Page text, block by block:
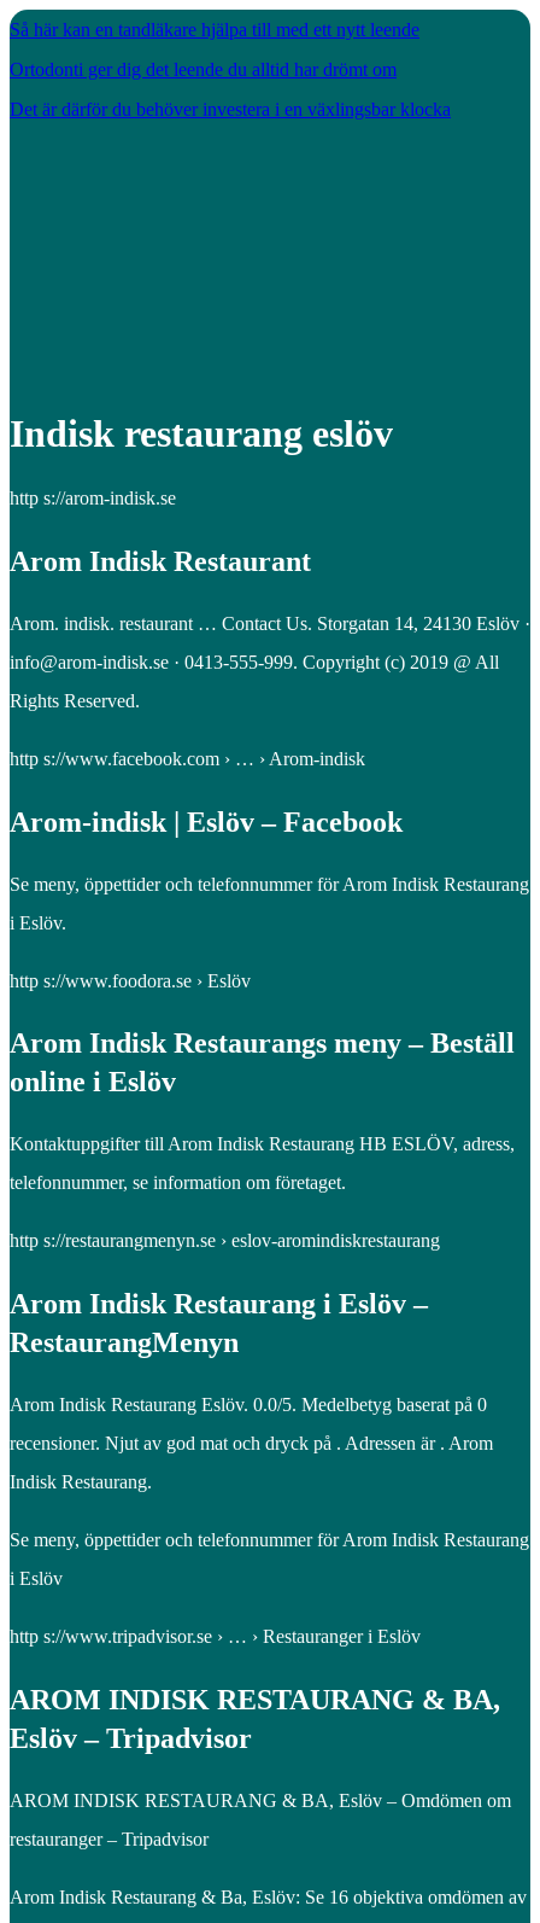
Så här kan en tandläkare hjälpa till med ett nytt leende
Ortodonti ger dig det leende du alltid har drömt om
Det är därför du behöver investera i en växlingsbar klocka
Indisk restaurang eslöv
http s://arom-indisk.se
Arom Indisk Restaurant
Arom. indisk. restaurant … Contact Us. Storgatan 14, 24130 Eslöv ·
info@arom-indisk.se · 0413-555-999. Copyright (c) 2019 @ All
Rights Reserved.
http s://www.facebook.com › … › Arom-indisk
Arom-indisk | Eslöv – Facebook
Se meny, öppettider och telefonnummer för Arom Indisk Restaurang
i Eslöv.
http s://www.foodora.se › Eslöv
Arom Indisk Restaurangs meny – Beställ
online i Eslöv
Kontaktuppgifter till Arom Indisk Restaurang HB ESLÖV, adress,
telefonnummer, se information om företaget.
http s://restaurangmenyn.se › eslov-aromindiskrestaurang
Arom Indisk Restaurang i Eslöv –
RestaurangMenyn
Arom Indisk Restaurang Eslöv. 0.0/5. Medelbetyg baserat på 0
recensioner. Njut av god mat och dryck på . Adressen är . Arom
Indisk Restaurang.
Se meny, öppettider och telefonnummer för Arom Indisk Restaurang
i Eslöv
http s://www.tripadvisor.se › … › Restauranger i Eslöv
AROM INDISK RESTAURANG & BA,
Eslöv – Tripadvisor
AROM INDISK RESTAURANG & BA, Eslöv – Omdömen om
restauranger – Tripadvisor
Arom Indisk Restaurang & Ba, Eslöv: Se 16 objektiva omdömen av